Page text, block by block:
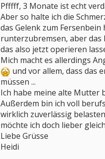
Pfffff, 3 Monate ist echt
Aber so halte ich die
das Gelenk zum
runterzubremsen, aber das
das also jetzt operieren
Mich macht es allerdings
und vor allem, dass das
müssen ...
Ich habe meine alte Mutter
Außerdem bin ich voll
wirklich zuverlässig
möchte ich doch lieber
Liebe Grüsse
Heidi